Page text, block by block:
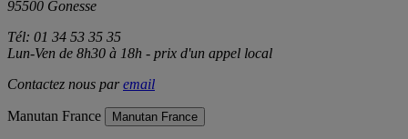
95500 Gonesse
Tél: 01 34 53 35 35
Lun-Ven de 8h30 à 18h - prix d'un appel local
Contactez nous paremail
Manutan France Manutan France